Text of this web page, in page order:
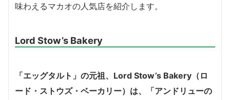
味わえるマカオの人気店を紹介します。
Lord Stow’s Bakery
「エッグタルト」の元祖、Lord Stow’s Bakery（ロ
ード・ストウズ・ベーカリー）は、「アンドリューの